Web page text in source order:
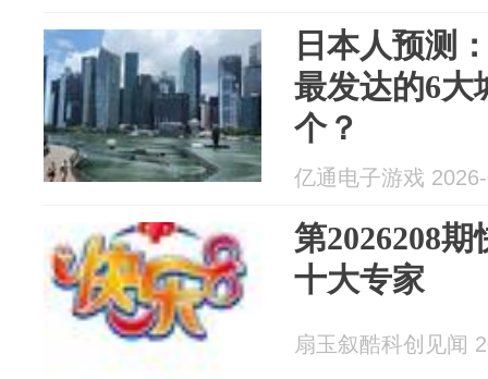
日本人预测
最发达的6大
个？
亿通电子游戏
第2026208
十大专家
扇玉叙酷科创见闻